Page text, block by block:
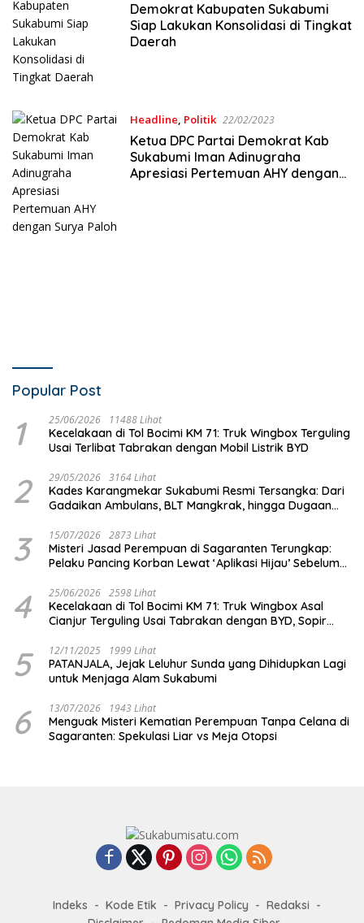
Demokrat Kabupaten Sukabumi
Siap Lakukan Konsolidasi di Tingkat
Daerah
Headline, Politik 22/02/2023
Ketua DPC Partai Demokrat Kab
Sukabumi Iman Adinugraha
Apresiasi Pertemuan AHY dengan
Popular Post
1 25/06/2026 11488 Lihat
Kecelakaan di Tol Bocimi KM 71: Truk Wingbox Terguling
Usai Terlibat Tabrakan dengan Mobil Listrik BYD
2 29/05/2026 3164 Lihat
Kades Karangmekar Sukabumi Resmi Tersangka: Dari
Gadaikan Ambulans, BLT Mangkrak, hingga Dugaan
3 15/07/2026 2873 Lihat
Misteri Jasad Perempuan di Sagaranten Terungkap:
Pelaku Pancing Korban Lewat ‘Aplikasi Hijau’ Sebelum
4 25/06/2026 2598 Lihat
Kecelakaan di Tol Bocimi KM 71: Truk Wingbox Asal
Cianjur Terguling Usai Tabrakan dengan BYD, Sopir
5 12/11/2025 1999 Lihat
PATANJALA, Jejak Leluhur Sunda yang Dihidupkan Lagi
untuk Menjaga Alam Sukabumi
6 13/07/2026 1943 Lihat
Menguak Misteri Kematian Perempuan Tanpa Celana di
Sagaranten: Spekulasi Liar vs Meja Otopsi
Indeks Kode Etik Privacy Policy
Redaksi